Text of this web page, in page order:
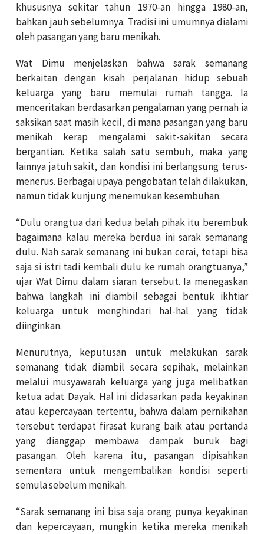
khususnya sekitar tahun 1970-an hingga 1980-an,
bahkan jauh sebelumnya. Tradisi ini umumnya dialami
oleh pasangan yang baru menikah.
Wat Dimu menjelaskan bahwa sarak semanang
berkaitan dengan kisah perjalanan hidup sebuah
keluarga yang baru memulai rumah tangga. Ia
menceritakan berdasarkan pengalaman yang pernah ia
saksikan saat masih kecil, di mana pasangan yang baru
menikah kerap mengalami sakit-sakitan secara
bergantian. Ketika salah satu sembuh, maka yang
lainnya jatuh sakit, dan kondisi ini berlangsung terus-
menerus. Berbagai upaya pengobatan telah dilakukan,
namun tidak kunjung menemukan kesembuhan.
“Dulu orangtua dari kedua belah pihak itu berembuk
bagaimana kalau mereka berdua ini sarak semanang
dulu. Nah sarak semanang ini bukan cerai, tetapi bisa
saja si istri tadi kembali dulu ke rumah orangtuanya,”
ujar Wat Dimu dalam siaran tersebut. Ia menegaskan
bahwa langkah ini diambil sebagai bentuk ikhtiar
keluarga untuk menghindari hal-hal yang tidak
diinginkan.
Menurutnya, keputusan untuk melakukan sarak
semanang tidak diambil secara sepihak, melainkan
melalui musyawarah keluarga yang juga melibatkan
ketua adat Dayak. Hal ini didasarkan pada keyakinan
atau kepercayaan tertentu, bahwa dalam pernikahan
tersebut terdapat firasat kurang baik atau pertanda
yang dianggap membawa dampak buruk bagi
pasangan. Oleh karena itu, pasangan dipisahkan
sementara untuk mengembalikan kondisi seperti
semula sebelum menikah.
“Sarak semanang ini bisa saja orang punya keyakinan
dan kepercayaan, mungkin ketika mereka menikah